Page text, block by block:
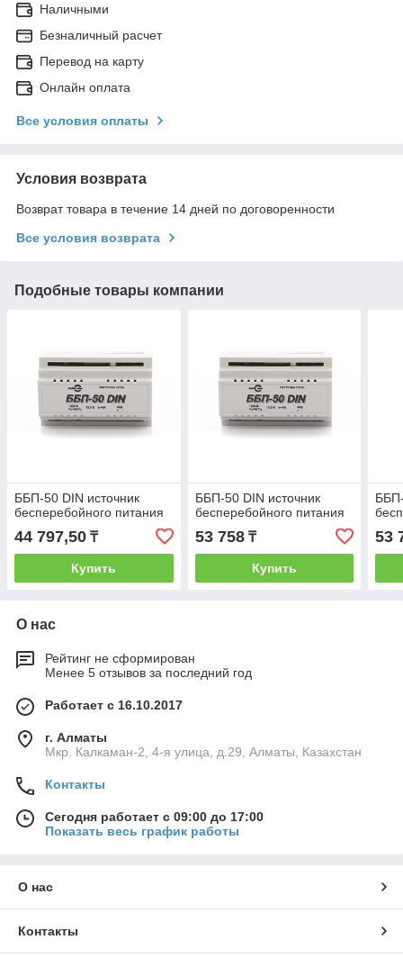
Наличными
Безналичный расчет
Перевод на карту
Онлайн оплата
Все условия оплаты
Условия возврата
Возврат товара в течение 14 дней по договоренности
Все условия возврата
Подобные товары компании
ББП-50 DIN источник
бесперебойного питания
44 797,50 ₸
Купить
ББП-50 DIN источник
бесперебойного питания
53 758₸
Купить
53
О нас
Рейтинг не сформирован
Менее 5 отзывов за последний год
Работает с 16.10.2017
г. Алматы
Мкр. Калкаман-2, 4-я улица, д.29, Алматы, Казахстан
Контакты
Сегодня работает с 09:00 до 17:00
Показать весь график работы
О нас
Контакты